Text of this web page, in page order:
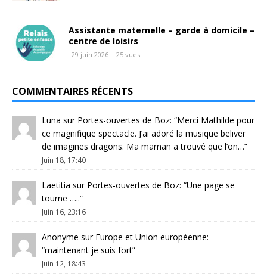
Assistante maternelle – garde à domicile –
centre de loisirs
29 juin 2026 25 vues
COMMENTAIRES RÉCENTS
Luna sur Portes-ouvertes de Boz: “Merci Mathilde pour
ce magnifique spectacle. J’ai adoré la musique beliver
de imagines dragons. Ma maman a trouvé que l’on…”
Juin 18, 17:40
Laetitia sur Portes-ouvertes de Boz: “Une page se
tourne …..”
Juin 16, 23:16
Anonyme sur Europe et Union européenne:
“maintenant je suis fort”
Juin 12, 18:43